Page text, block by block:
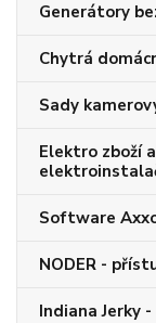
Generátory
Chytrá
Sady
Elektro zboží
Software
NODER -
Indiana Jerky